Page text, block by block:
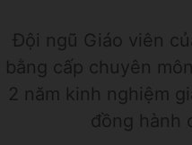
Đội ngũ Giáo viên
bằng cấp chuyên
2 năm kinh nghiệm
đồng hành